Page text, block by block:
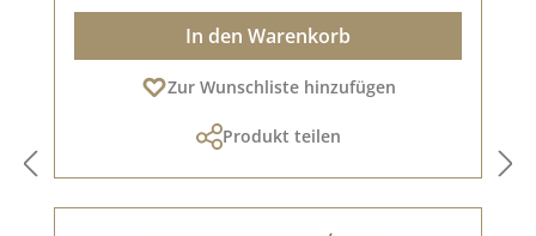
In den Warenkorb
Zur Wunschliste hinzufügen
Produkt teilen